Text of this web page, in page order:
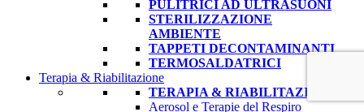
PULITRICI AD ULTRASUONI
STERILIZZAZIONE
AMBIENTE
TAPPETI DECONTAMINANTI
TERMOSALDATRICI
Terapia & Riabilitazione
TERAPIA & RIABILITAZIONE
Aerosol e Terapie del Respiro